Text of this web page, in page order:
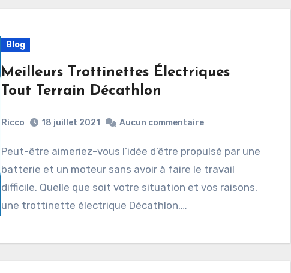
Blog
Meilleurs Trottinettes Électriques
Tout Terrain Décathlon
Ricco 18 juillet 2021 Aucun commentaire
Peut-être aimeriez-vous l’idée d’être propulsé par une
batterie et un moteur sans avoir à faire le travail
difficile. Quelle que soit votre situation et vos raisons,
une trottinette électrique Décathlon,…